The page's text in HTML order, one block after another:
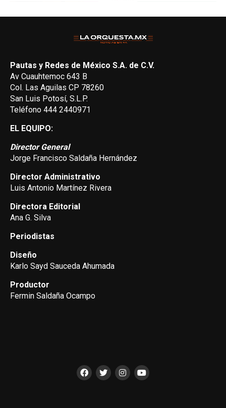
Pautas y Redes de México S.A. de C.V.
Av Cuauhtemoc 643 B
Col. Las Aguilas CP 78260
San Luis Potosí, S.L.P.
Teléfono 444 2440971
EL EQUIPO:
Director General
Jorge Francisco Saldaña Hernández
Director Administrativo
Luis Antonio Martínez Rivera
Directora Editorial
Ana G. Silva
Periodistas
Diseño
Karlo Sayd Sauceda Ahumada
Productor
Fermin Saldaña Ocampo